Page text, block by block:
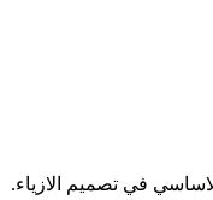
في تصميم الازياء.